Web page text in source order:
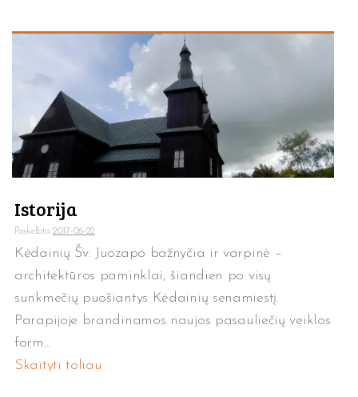
Istorija
Paskelbta2017-06-22
Kėdainių Šv. Juozapo bažnyčia ir varpinė –
architektūros paminklai, šiandien po visų
sunkmečių puošiantys Kėdainių senamiestį.
Parapijoje brandinamos naujos pasauliečių veiklos
form...
Skaityti toliau